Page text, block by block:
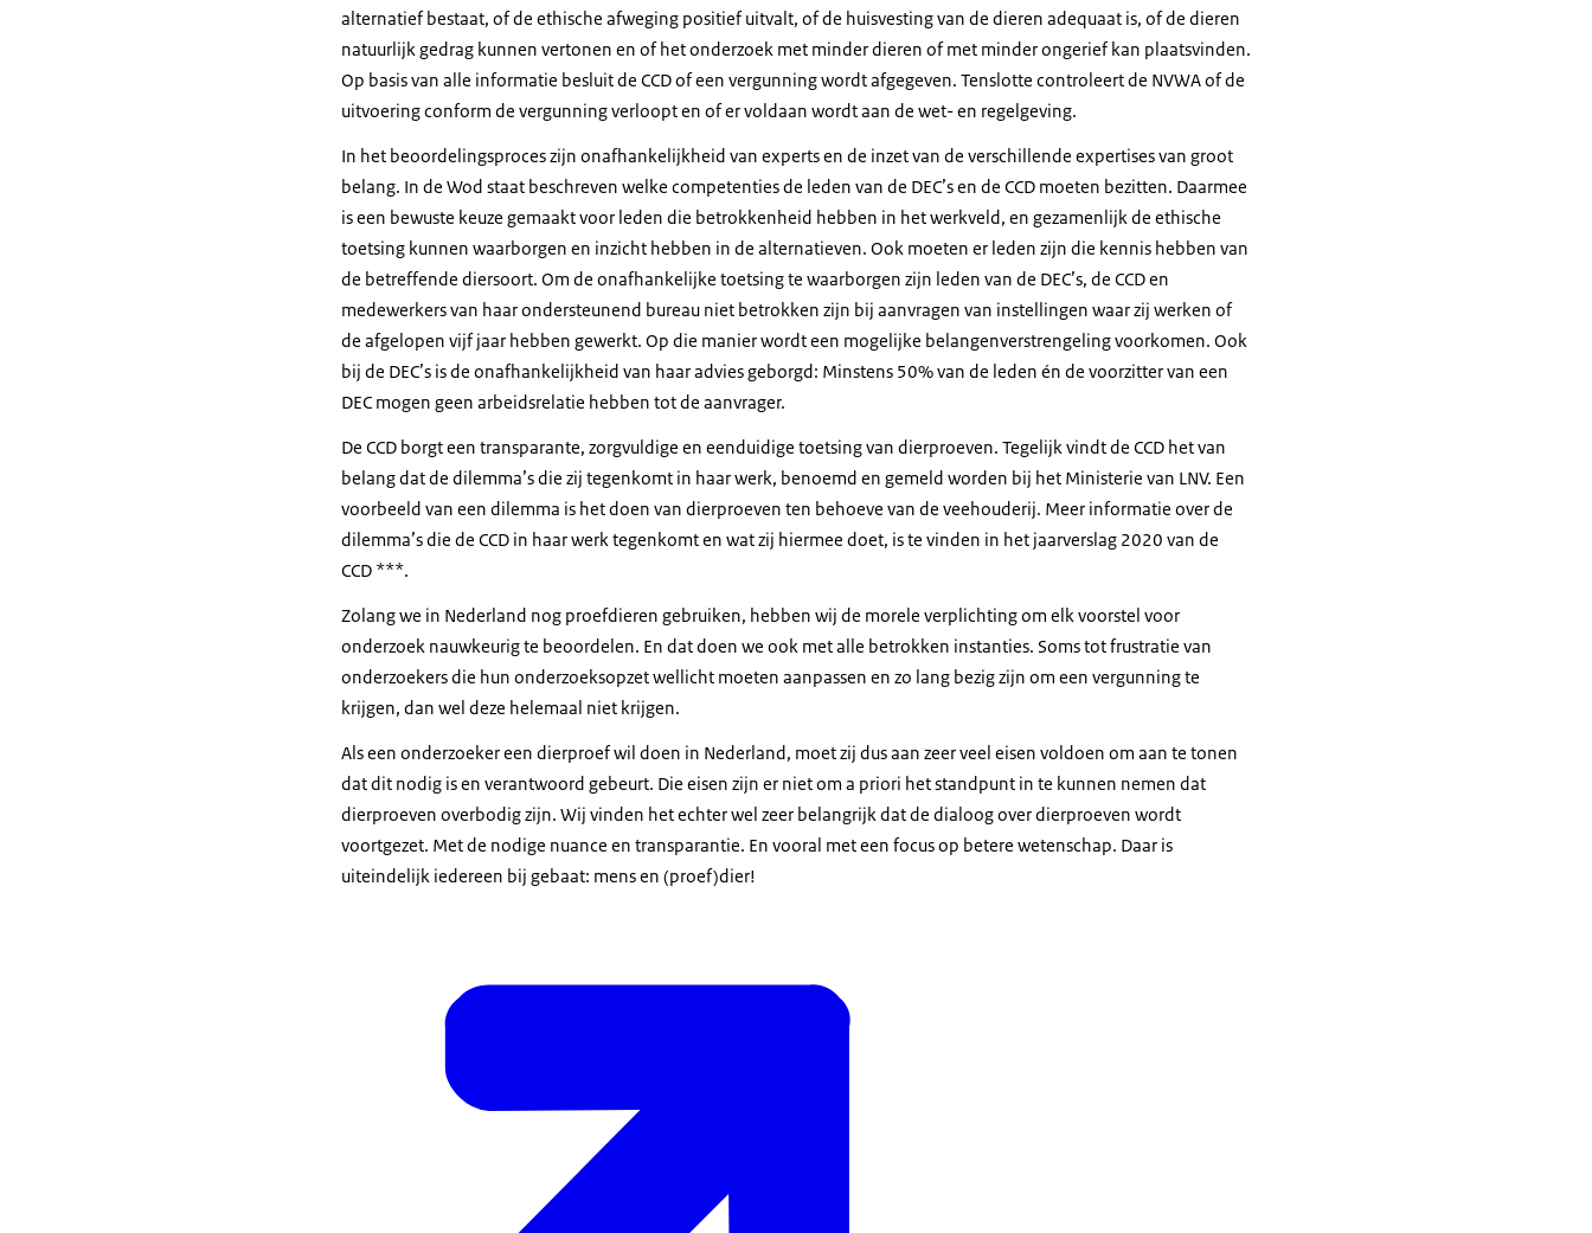
alternatief bestaat, of de ethische afweging positief uitvalt, of de huisvesting van de dieren adequaat is, of de dieren
natuurlijk gedrag kunnen vertonen en of het onderzoek met minder dieren of met minder ongerief kan plaatsvinden.
Op basis van alle informatie besluit de CCD of een vergunning wordt afgegeven. Tenslotte controleert de NVWA of de
uitvoering conform de vergunning verloopt en of er voldaan wordt aan de wet- en regelgeving.
In het beoordelingsproces zijn onafhankelijkheid van experts en de inzet van de verschillende expertises van groot
belang. In de Wod staat beschreven welke competenties de leden van de DEC’s en de CCD moeten bezitten. Daarmee
is een bewuste keuze gemaakt voor leden die betrokkenheid hebben in het werkveld, en gezamenlijk de ethische
toetsing kunnen waarborgen en inzicht hebben in de alternatieven. Ook moeten er leden zijn die kennis hebben van
de betreffende diersoort. Om de onafhankelijke toetsing te waarborgen zijn leden van de DEC’s, de CCD en
medewerkers van haar ondersteunend bureau niet betrokken zijn bij aanvragen van instellingen waar zij werken of
de afgelopen vijf jaar hebben gewerkt. Op die manier wordt een mogelijke belangenverstrengeling voorkomen. Ook
bij de DEC’s is de onafhankelijkheid van haar advies geborgd: Minstens 50% van de leden én de voorzitter van een
DEC mogen geen arbeidsrelatie hebben tot de aanvrager.
De CCD borgt een transparante, zorgvuldige en eenduidige toetsing van dierproeven. Tegelijk vindt de CCD het van
belang dat de dilemma’s die zij tegenkomt in haar werk, benoemd en gemeld worden bij het Ministerie van LNV. Een
voorbeeld van een dilemma is het doen van dierproeven ten behoeve van de veehouderij. Meer informatie over de
dilemma’s die de CCD in haar werk tegenkomt en wat zij hiermee doet, is te vinden in het jaarverslag 2020 van de
CCD ***.
Zolang we in Nederland nog proefdieren gebruiken, hebben wij de morele verplichting om elk voorstel voor
onderzoek nauwkeurig te beoordelen. En dat doen we ook met alle betrokken instanties. Soms tot frustratie van
onderzoekers die hun onderzoeksopzet wellicht moeten aanpassen en zo lang bezig zijn om een vergunning te
krijgen, dan wel deze helemaal niet krijgen.
Als een onderzoeker een dierproef wil doen in Nederland, moet zij dus aan zeer veel eisen voldoen om aan te tonen
dat dit nodig is en verantwoord gebeurt. Die eisen zijn er niet om a priori het standpunt in te kunnen nemen dat
dierproeven overbodig zijn. Wij vinden het echter wel zeer belangrijk dat de dialoog over dierproeven wordt
voortgezet. Met de nodige nuance en transparantie. En vooral met een focus op betere wetenschap. Daar is
uiteindelijk iedereen bij gebaat: mens en (proef)dier!